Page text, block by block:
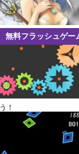
無料フラッシュゲー
う！